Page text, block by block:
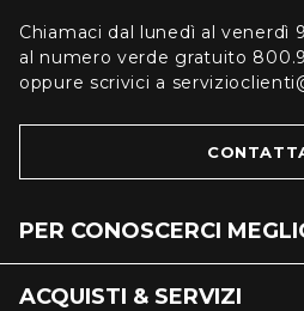
Chiamaci dal lunedì al venerdì
al numero verde gratuito
oppure scrivici a
PER CONOSCERCI
ACQUISTI & SERVIZI